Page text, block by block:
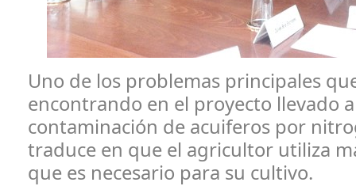
Uno de los problemas principales
encontrando en el proyecto llevado
contaminación de acuiferos por
traduce en que el agricultor utiliza
que es necesario para su cultivo.